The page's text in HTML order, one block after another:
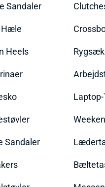
Sandaler
Hæle
Heels
Sandaler